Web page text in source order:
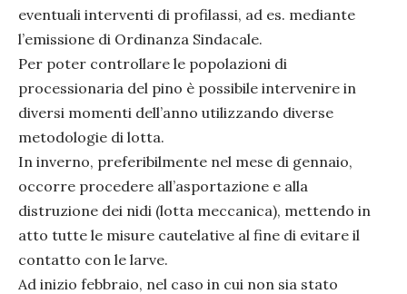
eventuali interventi di profilassi, ad es. mediante
l’emissione di Ordinanza Sindacale.
Per poter controllare le popolazioni di
processionaria del pino è possibile intervenire in
diversi momenti dell’anno utilizzando diverse
metodologie di lotta.
In inverno, preferibilmente nel mese di gennaio,
occorre procedere all’asportazione e alla
distruzione dei nidi (lotta meccanica), mettendo in
atto tutte le misure cautelative al fine di evitare il
contatto con le larve.
Ad inizio febbraio, nel caso in cui non sia stato